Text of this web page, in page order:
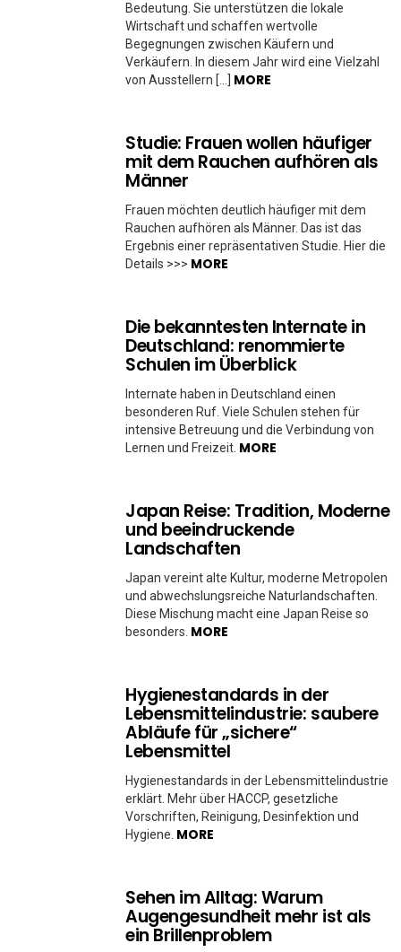
Bedeutung. Sie unterstützen die lokale
Wirtschaft und schaffen wertvolle
Begegnungen zwischen Käufern und
Verkäufern. In diesem Jahr wird eine Vielzahl
von Ausstellern […] MORE
Studie: Frauen wollen häufiger
mit dem Rauchen aufhören als
Männer
Frauen möchten deutlich häufiger mit dem
Rauchen aufhören als Männer. Das ist das
Ergebnis einer repräsentativen Studie. Hier die
Details >>> MORE
Die bekanntesten Internate in
Deutschland: renommierte
Schulen im Überblick
Internate haben in Deutschland einen
besonderen Ruf. Viele Schulen stehen für
intensive Betreuung und die Verbindung von
Lernen und Freizeit. MORE
Japan Reise: Tradition, Moderne
und beeindruckende
Landschaften
Japan vereint alte Kultur, moderne Metropolen
und abwechslungsreiche Naturlandschaften.
Diese Mischung macht eine Japan Reise so
besonders. MORE
Hygienestandards in der
Lebensmittelindustrie: saubere
Abläufe für „sichere“
Lebensmittel
Hygienestandards in der Lebensmittelindustrie
erklärt. Mehr über HACCP, gesetzliche
Vorschriften, Reinigung, Desinfektion und
Hygiene. MORE
Sehen im Alltag: Warum
Augengesundheit mehr ist als
ein Brillenproblem